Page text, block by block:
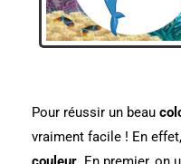
Pour réussir un beau
vraiment facile ! En